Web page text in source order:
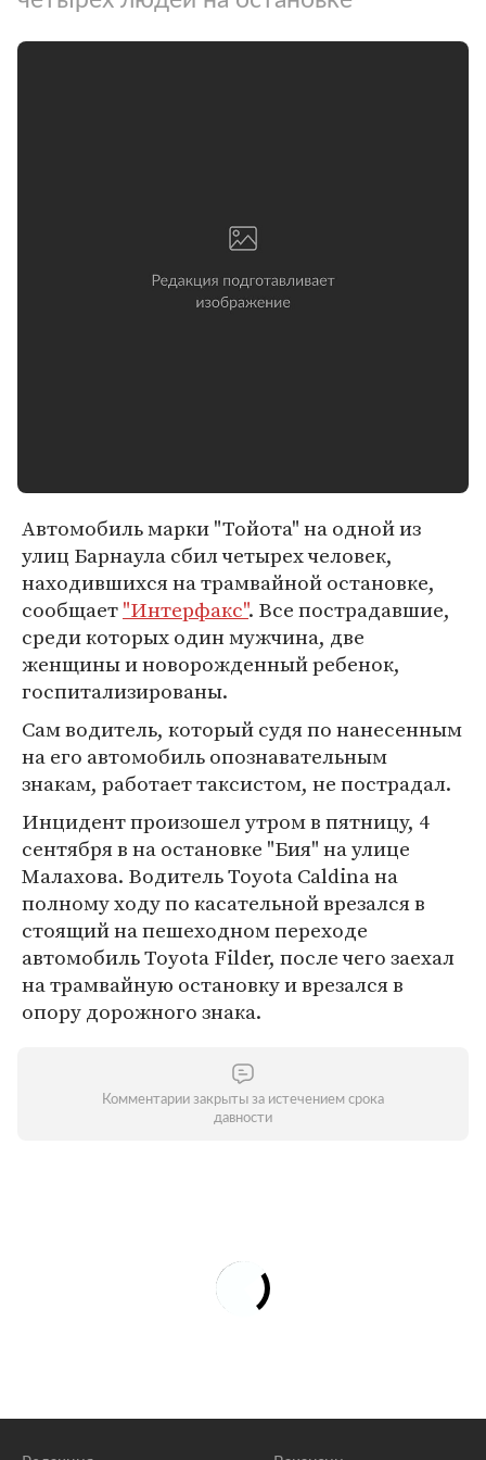
Автомобиль марки "Тойота" на одной из
улиц Барнаула сбил четырех человек,
находившихся на трамвайной остановке,
сообщает"Интерфакс". Все пострадавшие,
среди которых один мужчина, две
женщины и новорожденный ребенок,
госпитализированы.
Сам водитель, который судя по нанесенным
на его автомобиль опознавательным
знакам, работает таксистом, не пострадал.
Инцидент произошел утром в пятницу, 4
сентября в на остановке "Бия" на улице
Малахова. Водитель Toyota Caldina на
полному ходу по касательной врезался в
стоящий на пешеходном переходе
автомобиль Toyota Filder, после чего заехал
на трамвайную остановку и врезался в
опору дорожного знака.
Комментарии закрыты за истечением срока
давности